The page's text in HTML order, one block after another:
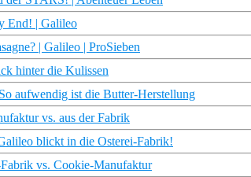
End! | Galileo
| Galileo | ProSieben
hinter die Kulissen
aufwendig ist die Butter-Herstellung
vs. aus der Fabrik
blickt in die Osterei-Fabrik!
vs. Cookie-Manufaktur